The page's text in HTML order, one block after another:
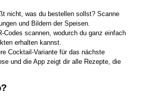
nicht, was du bestellen sollst? Scanne
und Bildern der Speisen.
Codes scannen, wodurch du ganz einfach
erhalten kannst.
Cocktail-Variante für das nächste
und die App zeigt dir alle Rezepte, die